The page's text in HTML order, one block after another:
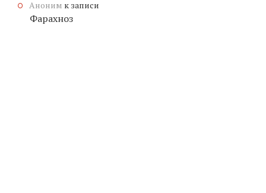
Аноним к записи
Фарахноз